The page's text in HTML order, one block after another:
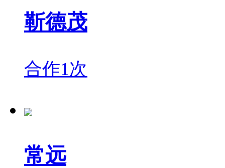
靳德茂
合作1次
常远